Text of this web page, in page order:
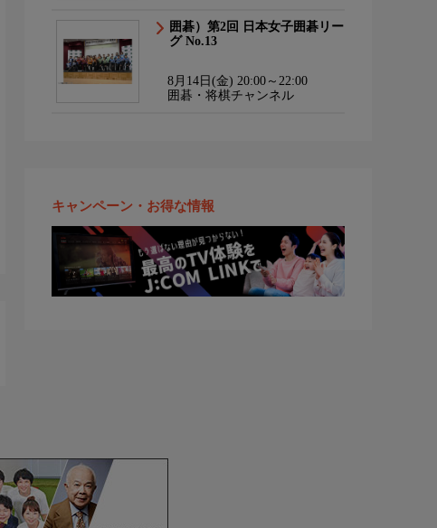
囲碁）第2回 日本女子囲碁リー
グ No.13
8月14日(金) 20:00～22:00
囲碁・将棋チャンネル
キャンペーン・お得な情報